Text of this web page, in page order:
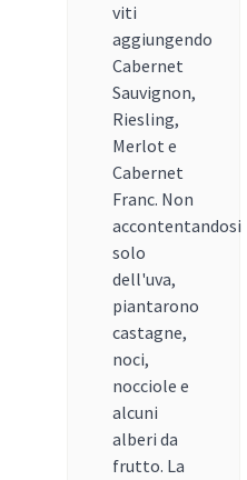
viti
aggiungendo
Cabernet
Sauvignon,
Riesling,
Merlot e
Cabernet
Franc. Non
accontentandosi
solo
dell'uva,
piantarono
castagne,
noci,
nocciole e
alcuni
alberi da
frutto. La